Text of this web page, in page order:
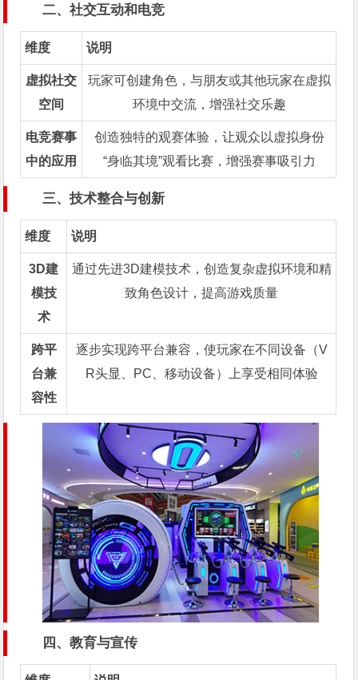
二、社交互动和电竞
维度 说明
虚拟社交
空间
玩家可创建角色，与朋友或其他玩家在虚拟
环境中交流，增强社交乐趣
电竞赛事
中的应用
创造独特的观赛体验，让观众以虚拟身份
“身临其境”观看比赛，增强赛事吸引力
三、技术整合与创新
维度 说明
3D建
模技
术
通过先进3D建模技术，创造复杂虚拟环境和精
致角色设计，提高游戏质量
跨平
台兼
容性
逐步实现跨平台兼容，使玩家在不同设备（V
R头显、PC、移动设备）上享受相同体验
四、教育与宣传